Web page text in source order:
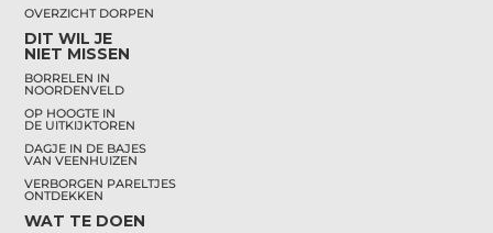
OVERZICHT DORPEN
DIT WIL JE
NIET MISSEN
BORRELEN IN
NOORDENVELD
OP HOOGTE IN
DE UITKIJKTOREN
DAGJE IN DE BAJES
VAN VEENHUIZEN
VERBORGEN PARELTJES
ONTDEKKEN
WAT TE DOEN